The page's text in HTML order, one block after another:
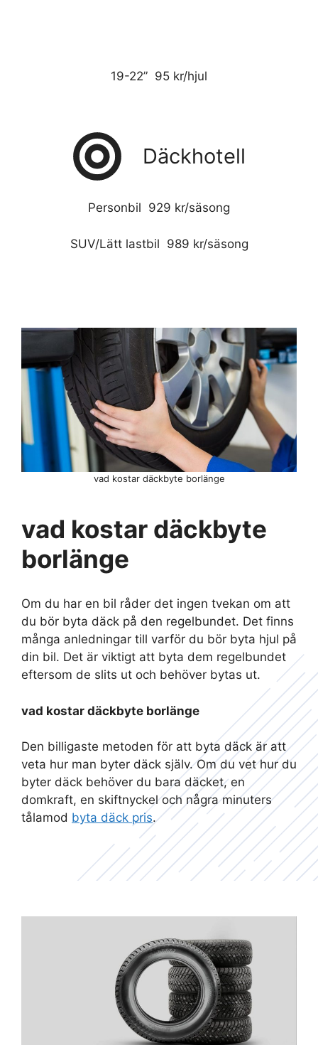
19-22” 95 kr/hjul
Däckhotell
Personbil 929 kr/säsong
SUV/Lätt lastbil 989 kr/säsong
vad kostar däckbyte
borlänge
Om du har en bil råder det ingen tvekan om att
du bör byta däck på den regelbundet. Det finns
många anledningar till varför du bör byta hjul på
din bil. Det är viktigt att byta dem regelbundet
eftersom de slits ut och behöver bytas ut.
vad kostar däckbyte borlänge
Den billigaste metoden för att byta däck är att
veta hur man byter däck själv. Om du vet hur du
byter däck behöver du bara däcket, en
domkraft, en skiftnyckel och några minuters
tålamod byta däck pris.
vad kostar däckbyte borlänge